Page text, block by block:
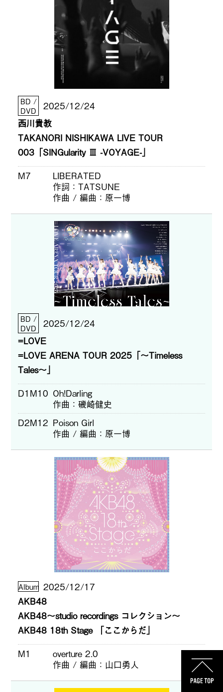
BD /
DVD
2025/12/24
西川貴教
TAKANORI NISHIKAWA LIVE TOUR
003「SINGularity Ⅲ -VOYAGE-」
M7
LIBERATED
作詞
TATSUNE
作曲 / 編曲
原一博
BD /
DVD
2025/12/24
=LOVE
=LOVE ARENA TOUR 2025「～Timeless
Tales～」
D1M10 Oh!Darling
作曲
磯崎健史
D2M12 Poison Girl
作曲 / 編曲
原一博
Album 2025/12/17
AKB48
AKB48〜studio recordings コレクション〜
AKB48 18th Stage 「ここからだ」
M1
overture 2.0
作曲 / 編曲
山口勇人